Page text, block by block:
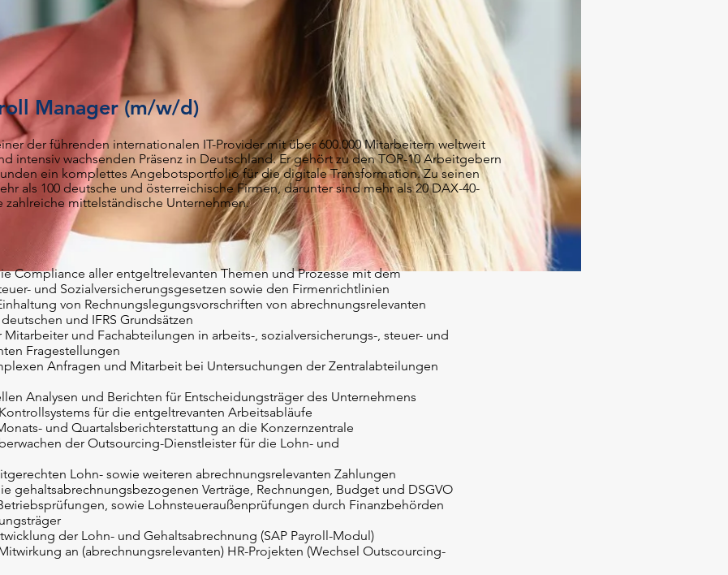
Manager (m/w/d)
der führenden internationalen IT-Provider mit über 600.000 Mitarbeitern weltweit
intensiv wachsenden Präsenz in Deutschland. Er gehört zu den TOP-10 Arbeitgebern
ein komplettes Angebotsportfolio für die digitale Transformation. Zu seinen
als 100 deutsche und österreichische Firmen, darunter sind mehr als 20 DAX-40-
zahlreiche mittelständische Unternehmen.
Compliance aller entgeltrelevanten Themen und Prozesse mit dem
und Sozialversicherungsgesetzen sowie den Firmenrichtlinien
von Rechnungslegungsvorschriften von abrechnungsrelevanten
und IFRS Grundsätzen
und Fachabteilungen in arbeits-, sozialversicherungs-, steuer- und
Fragestellungen
Anfragen und Mitarbeit bei Untersuchungen der Zentralabteilungen
Analysen und Berichten für Entscheidungsträger des Unternehmens
für die entgeltrevanten Arbeitsabläufe
und Quartalsberichterstattung an die Konzernzentrale
der Outsourcing-Dienstleister für die Lohn- und
Lohn- sowie weiteren abrechnungsrelevanten Zahlungen
gehaltsabrechnungsbezogenen Verträge, Rechnungen, Budget und DSGVO
sowie Lohnsteueraußenprüfungen durch Finanzbehörden
der Lohn- und Gehaltsabrechnung (SAP Payroll-Modul)
an (abrechnungsrelevanten) HR-Projekten (Wechsel Outscourcing-